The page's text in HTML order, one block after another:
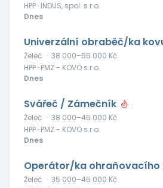
HPP · INDUS, spol. s r.o.
Dnes
Univerzální obraběč/ka
Želeč · 38 000–55 000 Kč
HPP · PMZ - KOVO s.r.o.
Dnes
Svářeč / Zámečník
Želeč · 38 000–45 000 Kč
HPP · PMZ - KOVO s.r.o.
Dnes
Operátor/ka ohraňovacího
Želeč · 35 000–45 000 Kč